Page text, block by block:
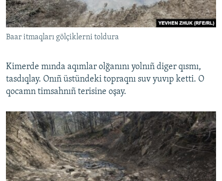
Baar itmaqları gölçiklerni toldura
Kimerde mında aqımlar olğanını yolnıñ diger qısmı,
tasdıqlay. Onıñ üstündeki topraqnı suv yuvıp ketti. O
qocamn timsahnıñ terisine oşay.